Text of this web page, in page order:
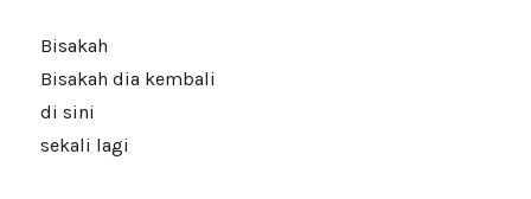
Bisakah
Bisakah dia kembali
di sini
sekali lagi